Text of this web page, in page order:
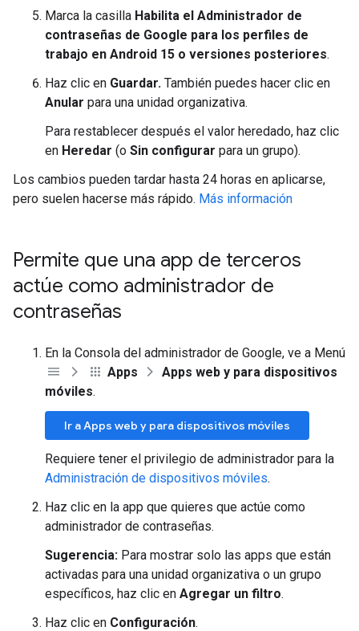
Marca la casilla Habilita el Administrador de
contraseñas de Google para los perfiles de
trabajo en Android 15 o versiones posteriores.
Haz clic en Guardar. También puedes hacer clic en
Anular para una unidad organizativa.
Para restablecer después el valor heredado, haz clic
en Heredar (o Sin configurar para un grupo).
Los cambios pueden tardar hasta 24 horas en aplicarse,
pero suelen hacerse más rápido. Más información
Permite que una app de terceros
actúe como administrador de
contraseñas
En la Consola del administrador de Google, ve a Menú
Apps
Apps web y para dispositivos
móviles.
Ir a Apps web y para dispositivos móviles
Requiere tener el privilegio de administrador para la
Administración de dispositivos móviles.
Haz clic en la app que quieres que actúe como
administrador de contraseñas.
Sugerencia: Para mostrar solo las apps que están
activadas para una unidad organizativa o un grupo
específicos, haz clic en Agregar un filtro.
Haz clic en Configuración.